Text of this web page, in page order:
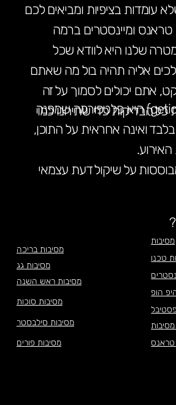
מסיבות בריכה
מסיבות גג
מסיבות ראש השנה
מסיבות סוכות
מסיבות סילבסטר
מסיבות פורים
מסיבות
טכנו
טראנס
הופ
פסטיבל
גטיקט (geticket.co.il) היא פלטפורמה שמפנה
בלבד ואינה אחראית על התוכן,
האירוע.
על שיקול דעת עצמאי
עומדות בציפיות ומביאים לכם
ומיינסטרים ברמה
שלנו היא לוודא שכל
אליה תהיה בול מה שאתם
אתם יכולים לסמוך על זה
כל הבדיקות כדי שתיהנו כמו